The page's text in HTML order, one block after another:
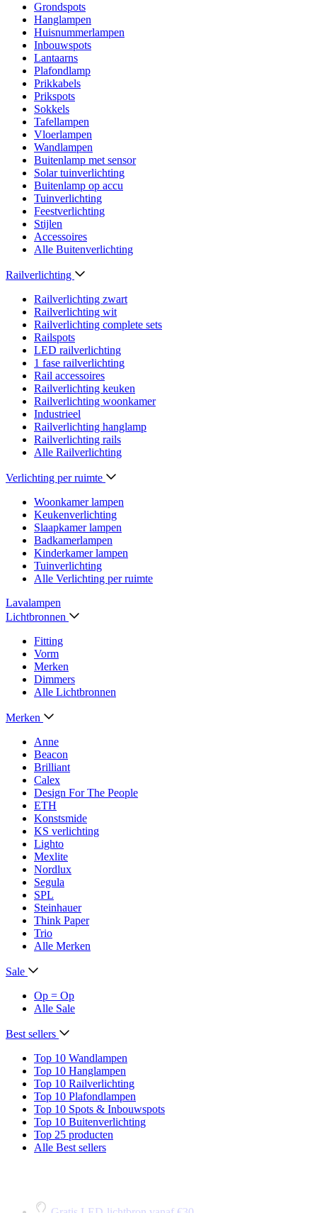
Grondspots
Hanglampen
Huisnummerlampen
Inbouwspots
Lantaarns
Plafondlamp
Prikkabels
Prikspots
Sokkels
Tafellampen
Vloerlampen
Wandlampen
Buitenlamp met sensor
Solar tuinverlichting
Buitenlamp op accu
Tuinverlichting
Feestverlichting
Stijlen
Accessoires
Alle Buitenverlichting
Railverlichting
Railverlichting zwart
Railverlichting wit
Railverlichting complete sets
Railspots
LED railverlichting
1 fase railverlichting
Rail accessoires
Railverlichting keuken
Railverlichting woonkamer
Industrieel
Railverlichting hanglamp
Railverlichting rails
Alle Railverlichting
Verlichting per ruimte
Woonkamer lampen
Keukenverlichting
Slaapkamer lampen
Badkamerlampen
Kinderkamer lampen
Tuinverlichting
Alle Verlichting per ruimte
Lavalampen
Lichtbronnen
Fitting
Vorm
Merken
Dimmers
Alle Lichtbronnen
Merken
Anne
Beacon
Brilliant
Calex
Design For The People
ETH
Konstsmide
KS verlichting
Lighto
Mexlite
Nordlux
Segula
SPL
Steinhauer
Think Paper
Trio
Alle Merken
Sale
Op = Op
Alle Sale
Best sellers
Top 10 Wandlampen
Top 10 Hanglampen
Top 10 Railverlichting
Top 10 Plafondlampen
Top 10 Spots & Inbouwspots
Top 10 Buitenverlichting
Top 25 producten
Alle Best sellers